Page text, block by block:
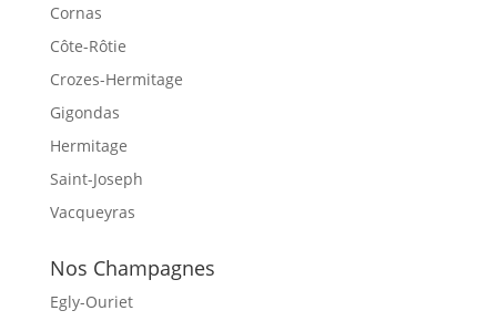
Cornas
Côte-Rôtie
Crozes-Hermitage
Gigondas
Hermitage
Saint-Joseph
Vacqueyras
Nos Champagnes
Egly-Ouriet